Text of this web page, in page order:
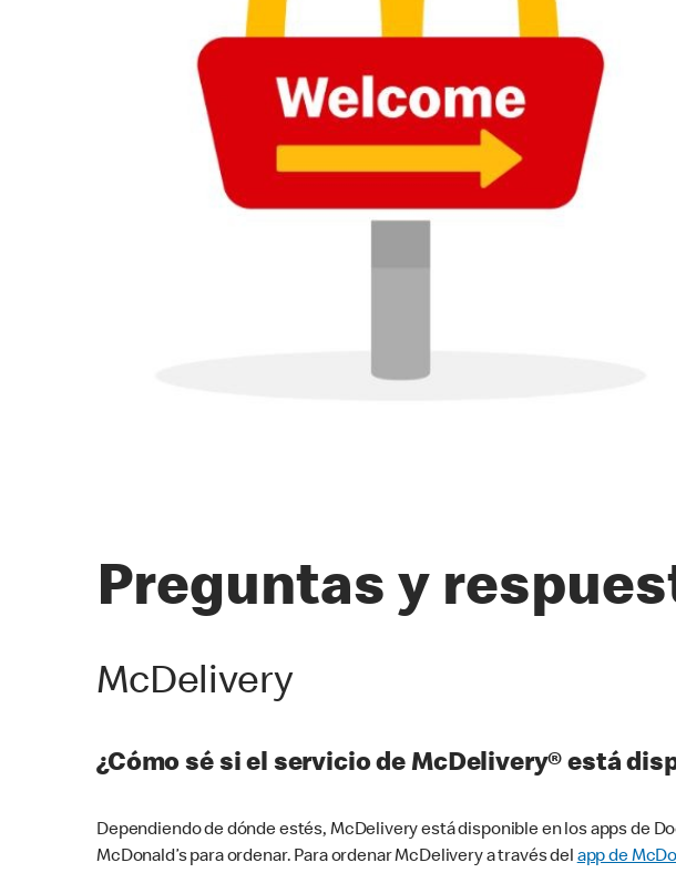
Preguntas y
McDelivery
¿Cómo sé si el servicio de McDelivery® está
Dependiendo de dónde estés, McDelivery está disponible en los apps de
McDonald’s para ordenar. Para ordenar McDelivery a través del app de